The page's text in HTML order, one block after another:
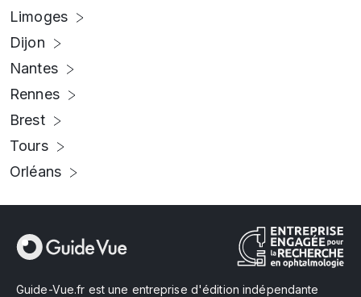
Limoges
Dijon
Nantes
Rennes
Brest
Tours
Orléans
Guide-Vue.fr est une entreprise d'édition indépendante